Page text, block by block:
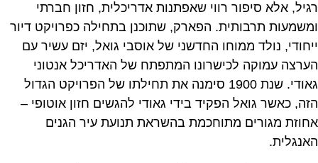
רגיל, אלא סיפור רווי שאפתנות אדריכלית, חזון חברתי
ומשמעות תרבותית. הפארק, שתוכנן בתחילה כפרויקט דיור
ייחודי, נולד ממוחו החדשני של אוסבי גואל, יזם עשיר עם
הערצה עמוקה לכישרונו המתפתח של האדריכל אנטוני
גאודי. שנת 1900 סימנה את תחילתו של הפרויקט הגדול
הזה, כאשר גואל הפקיד בידי גאודי להגשים חזון אוטופי –
אחוזת מגורים מתוחכמת בהשראת תנועת עיר הגנים
האנגלית.